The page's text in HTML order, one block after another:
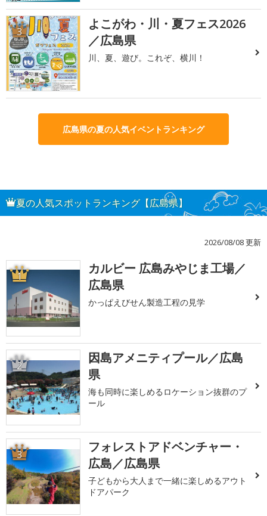
3
よこがわ・川・夏フェス2026
／広島県
川、夏、遊び。これぞ、横川！
広島県の夏の人気イベントランキング
夏の人気スポットランキング【広島県】
2026/08/08 更新
1
カルビー 広島みやじま工場／
広島県
かっぱえびせん製造工程の見学
2
因島アメニティプール／広島
県
海も同時に楽しめるロケーション抜群のプ
ール
3
フォレストアドベンチャー・
広島／広島県
子どもから大人まで一緒に楽しめるアウト
ドアパーク